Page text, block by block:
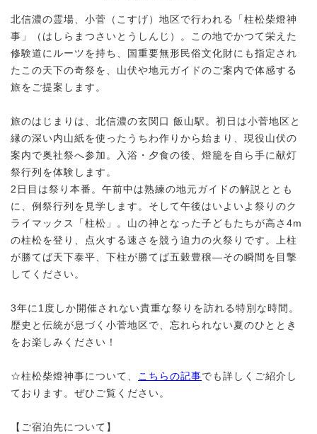
北信濃の霊場、小菅（こすげ）地区で行われる「柱松柴燈神
事」（はしらまつさいとうしんじ）。この地でかつて栄えた
修験道にルーツを持ち、国重要無形民俗文化財にも指定され
たこの天下の奇祭を、山伏や地元ガイドのご案内で体感する
旅をご提案します。
旅のはじまりは、北信濃の玄関口 飯山駅。初日は小菅地区と
縁の深い内山紙を使ったうちわ作りから始まり、現役山伏の
案内で奥社祭へ参加。入浴・夕食の後、燈籠を自ら手に献灯
祭行列を体験します。
2日目は祭り本番。午前中は熟練の地元ガイドの解説ととも
に、例祭行列を見学します。そして午後はいよいよ祭りのク
ライマックス「柱松」。山の神となった子どもたちが高さ4m
の柱松を登り、点火する速さを競う迫力の火祭りです。上柱
が勝てば天下泰平、下柱が勝てば五穀豊穣—その瞬間を目撃
してください。
3年に1度しか開催されない貴重な祭りを訪れる特別な時間。
歴史と伝統が息づく小菅地区で、忘れられない夏のひととき
をお楽しみください！
☆柱松柴燈神事について、 こちらの記事でも詳しくご紹介し
ております。ぜひご覧ください。
【ご宿泊先について】